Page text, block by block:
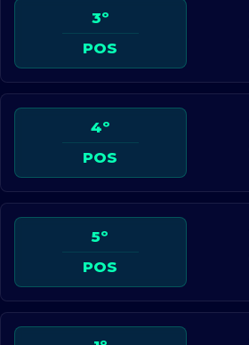
3º
POS
4º
POS
5º
POS